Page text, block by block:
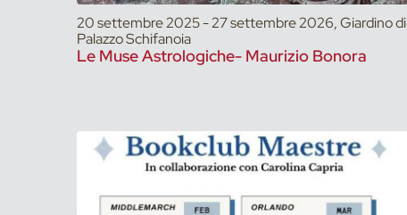
20 settembre 2025 - 27 settembre 2026, Giardino di
Palazzo Schifanoia
Le Muse Astrologiche- Maurizio Bonora